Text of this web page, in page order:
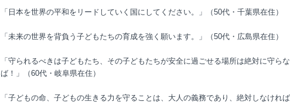
「日本を世界の平和をリードしていく国にしてください。」（50代・千葉県在住）
「未来の世界を背負う子どもたちの育成を強く願います。」（50代・広島県在住）
「守られるべきは子どもたち、その子どもたちが安全に過ごせる場所は絶対に守ら
ば！」（60代・岐阜県在住）
「子どもの命、子どもの生きる力を守ることは、大人の義務であり、絶対しなけれ